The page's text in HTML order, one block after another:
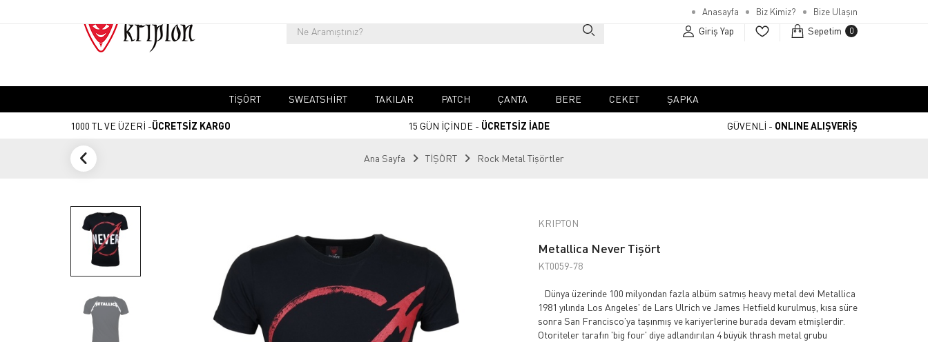
Anasayfa Biz Kimiz? Bize Ulaşın
Giriş Yap Sepetim 0
TIŞÖRT SWEATSHIRT TAKILAR PATCH ÇANTA BERE CEKET ŞAPKA
1000 TL VE ÜZERİ -ÜCRETSİZ KARGO 15 GÜN İÇİNDE - ÜCRETSİZ İADE GÜVENLİ - ONLINE ALIŞVERİŞ
Ana Sayfa TİŞÖRT Rock Metal Tişörtler
KRIPTON
Metallica Never Tişört
KT0059-78
Dünya üzerinde 100 milyondan fazla albüm satmış heavy metal devi Metallica
1981 yılında Los Angeles' de Lars Ulrich ve James Hetfield kurulmuş, kısa süre
sonra San Francisco'ya taşınmış ve kariyerlerine burada devam etmişlerdir.
Otoriteler tarafın 'big four' diye adlandırılan 4 büyük thrash metal grubu